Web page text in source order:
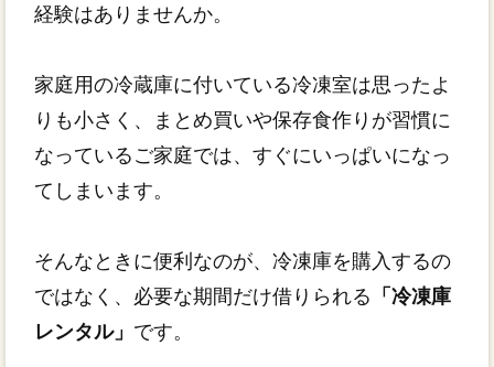
経験はありませんか。
家庭用の冷蔵庫に付いている冷凍室は思ったよ
りも小さく、まとめ買いや保存食作りが習慣に
なっているご家庭では、すぐにいっぱいになっ
てしまいます。
そんなときに便利なのが、冷凍庫を購入するの
ではなく、必要な期間だけ借りられる 「冷凍庫
レンタル」 です。